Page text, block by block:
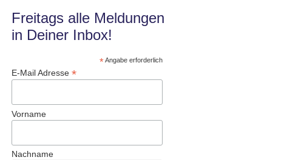
Freitags alle Meldungen
in Deiner Inbox!
*Angabe erforderlich
E-Mail Adresse *
Vorname
Nachname